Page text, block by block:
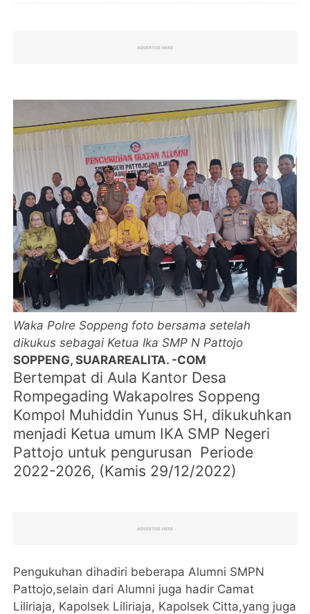
Waka Polre Soppeng foto bersama setelah
dikukus sebagai Ketua Ika SMP N Pattojo
SOPPENG, SUARAREALITA. -COM
Bertempat di Aula Kantor Desa
Rompegading Wakapolres Soppeng
Kompol Muhiddin Yunus SH, dikukuhkan
menjadi Ketua umum IKA SMP Negeri
Pattojo untuk pengurusan Periode
2022-2026, (Kamis 29/12/2022)
Pengukuhan dihadiri beberapa Alumni SMPN
Pattojo,selain dari Alumni juga hadir Camat
Liliriaja, Kapolsek Liliriaja, Kapolsek Citta,yang juga